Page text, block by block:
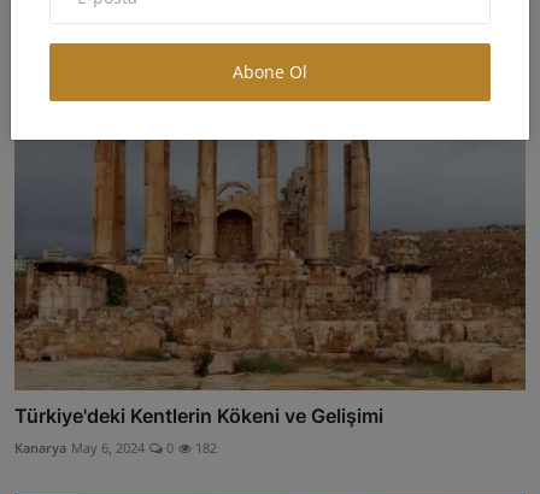
Abone Ol
melike May 23, 2024 0 317
Türkiye'deki Kentlerin Kökeni ve Gelişimi
Kanarya May 6, 2024 0 182